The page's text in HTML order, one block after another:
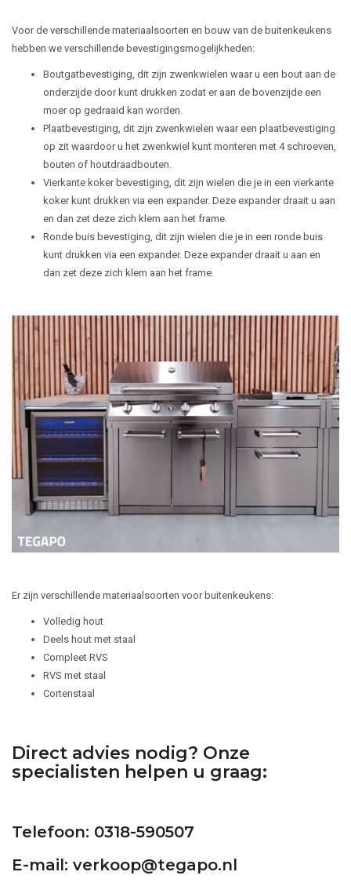
Voor de verschillende materiaalsoorten en bouw van de buitenkeukens
hebben we verschillende bevestigingsmogelijkheden:
Boutgatbevestiging, dit zijn zwenkwielen waar u een bout aan de
onderzijde door kunt drukken zodat er aan de bovenzijde een
moer op gedraaid kan worden.
Plaatbevestiging, dit zijn zwenkwielen waar een plaatbevestiging
op zit waardoor u het zwenkwiel kunt monteren met 4 schroeven,
bouten of houtdraadbouten.
Vierkante koker bevestiging, dit zijn wielen die je in een vierkante
koker kunt drukken via een expander. Deze expander draait u aan
en dan zet deze zich klem aan het frame.
Ronde buis bevestiging, dit zijn wielen die je in een ronde buis
kunt drukken via een expander. Deze expander draait u aan en
dan zet deze zich klem aan het frame.
Er zijn verschillende materiaalsoorten voor buitenkeukens:
Volledig hout
Deels hout met staal
Compleet RVS
RVS met staal
Cortenstaal
Direct advies nodig? Onze
specialisten helpen u graag:
Telefoon: 0318-590507
E-mail: verkoop@tegapo.nl